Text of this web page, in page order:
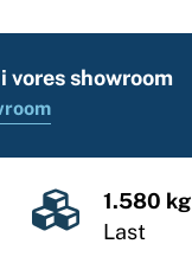
vores showroom
1.580 kg
Last